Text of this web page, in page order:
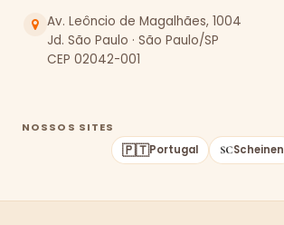
Av. Leôncio de Magalhães, 1004
Jd. São Paulo · São Paulo/SP
CEP 02042-001
NOSSOS SITES
🇵🇹Portugal Scheinen